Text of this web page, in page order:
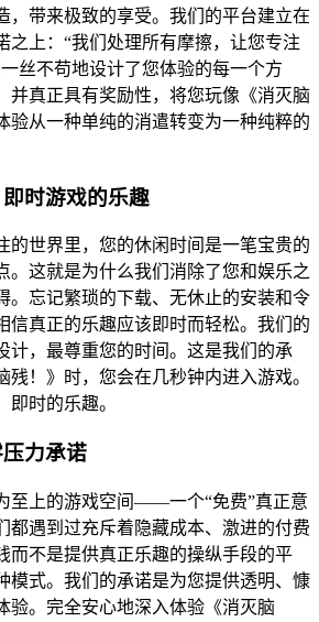
，带来极致的享受。我们的平台建立在
之上：“我们处理所有摩擦，让您专注
丝不苟地设计了您体验的每一个方
并真正具有奖励性，将您玩像《消灭脑
验从一种单纯的消遣转变为一种纯粹的
时游戏的乐趣
的世界里，您的休闲时间是一笔宝贵的
。这就是为什么我们消除了您和娱乐之
。忘记繁琐的下载、无休止的安装和令
信真正的乐趣应该即时而轻松。我们的
计，最尊重您的时间。这是我们的承
残！》时，您会在几秒钟内进入游戏。
时的乐趣。
力承诺
至上的游戏空间——一个“免费”真正意
都遇到过充斥着隐藏成本、激进的付费
而不是提供真正乐趣的操纵手段的平
模式。我们的承诺是为您提供透明、慷
验。完全安心地深入体验《消灭脑